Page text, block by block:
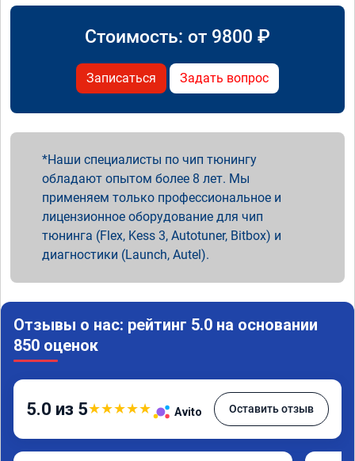
Стоимость: от 9800 ₽
Записаться Задать вопрос
Наши специалисты по чип тюнингу
обладают опытом более 8 лет. Мы
применяем только профессиональное и
лицензионное оборудование для чип
тюнинга (Flex, Kess 3, Autotuner, Bitbox) и
диагностики (Launch, Autel).
Отзывы о нас: рейтинг 5.0 на основании
850 оценок
5.0 из 5★★★★★ Avito Оставить отзыв